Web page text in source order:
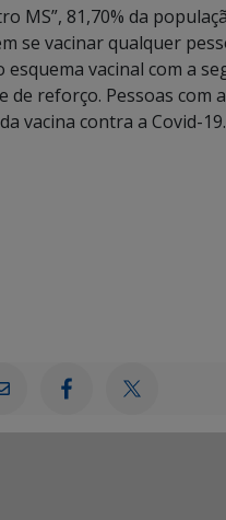
MS”, 81,70% da
se vacinar qualquer
vacinal com a
de reforço. Pessoas
vacina contra a Covid-19.